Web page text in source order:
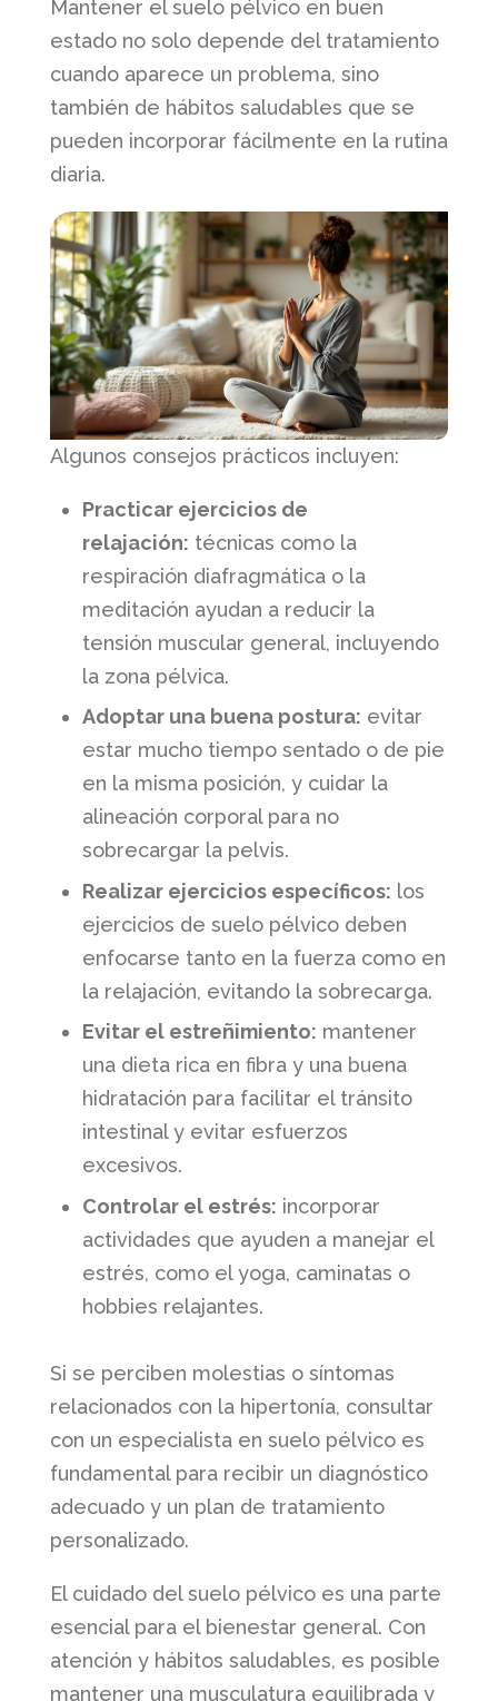
Mantener el suelo pélvico en buen
estado no solo depende del tratamiento
cuando aparece un problema, sino
también de hábitos saludables que se
pueden incorporar fácilmente en la rutina
diaria.
Algunos consejos prácticos incluyen:
Practicar ejercicios de
relajación: técnicas como la
respiración diafragmática o la
meditación ayudan a reducir la
tensión muscular general, incluyendo
la zona pélvica.
Adoptar una buena postura: evitar
estar mucho tiempo sentado o de pie
en la misma posición, y cuidar la
alineación corporal para no
sobrecargar la pelvis.
Realizar ejercicios específicos: los
ejercicios de suelo pélvico deben
enfocarse tanto en la fuerza como en
la relajación, evitando la sobrecarga.
Evitar el estreñimiento: mantener
una dieta rica en fibra y una buena
hidratación para facilitar el tránsito
intestinal y evitar esfuerzos
excesivos.
Controlar el estrés: incorporar
actividades que ayuden a manejar el
estrés, como el yoga, caminatas o
hobbies relajantes.
Si se perciben molestias o síntomas
relacionados con la hipertonía, consultar
con un especialista en suelo pélvico es
fundamental para recibir un diagnóstico
adecuado y un plan de tratamiento
personalizado.
El cuidado del suelo pélvico es una parte
esencial para el bienestar general. Con
atención y hábitos saludables, es posible
mantener una musculatura equilibrada y